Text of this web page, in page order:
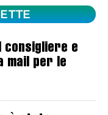
consigliere e
mail per le